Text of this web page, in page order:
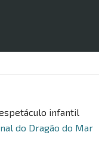
infantil
do Dragão do Mar